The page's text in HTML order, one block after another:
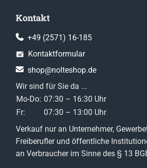
Kontakt
+49 (2571) 16-185
Kontaktformular
shop@nolteshop.de
Wir sind für Sie da ...
Mo-Do: 07:30 – 16:30 Uhr
Fr:
07:30 – 13:00 Uhr
Verkauf nur an Unternehmer,
Freiberufler und öffentliche
an Verbraucher im Sinne des § 13